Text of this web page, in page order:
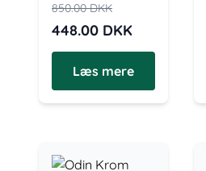
850.00DKK
448.00 DKK
Læs mere